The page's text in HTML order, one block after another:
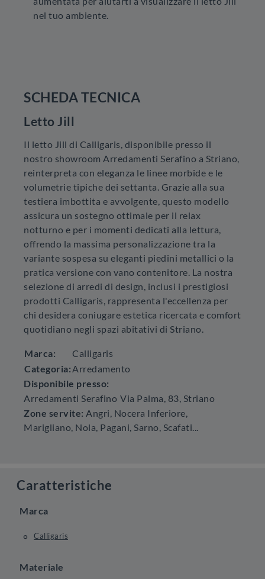
nel tuo ambiente.
SCHEDA TECNICA
Letto Jill
Il letto Jill di Calligaris, disponibile presso il
nostro showroom Arredamenti Serafino a Striano,
reinterpreta con eleganza le linee morbide e le
volumetrie tipiche dei settanta. Grazie alla sua
testiera imbottita e avvolgente, questo modello
assicura un sostegno ottimale per il relax
notturno e per i momenti dedicati alla lettura,
offrendo la massima personalizzazione tra la
variante sospesa su eleganti piedini metallici o la
pratica versione con vano contenitore. La nostra
selezione di arredi di design, inclusi i prestigiosi
prodotti Calligaris, rappresenta l'eccellenza per
chi desidera coniugare estetica ricercata e comfort
quotidiano negli spazi abitativi di Striano.
Marca:
Calligaris
Categoria:Arredamento
Disponibile presso:
Arredamenti Serafino Via Palma, 83, Striano
Zone servite: Angri, Nocera Inferiore,
Marigliano, Nola, Pagani, Sarno, Scafati...
Caratteristiche
Marca
Calligaris
Materiale